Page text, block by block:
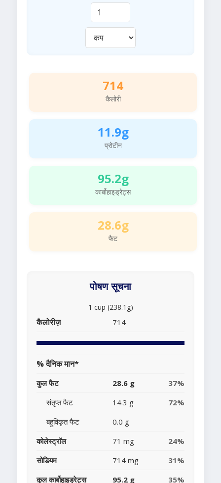
714
कैलोरी
11.9g
प्रोटीन
95.2g
कार्बोहाइड्रेट्स
28.6g
फैट
पोषण सूचना
1 cup (238.1g)
कैलोरीज़ 714
% दैनिक मान*
कुल फैट 28.6 g
37%
संतृप्त फैट
14.3 g
72%
बहुविकृत फैट
0.0 g
कोलेस्ट्रॉल
71 mg
24%
सोडियम
714 mg
31%
कुल कार्बोहाइड्रेट्स
95.2 g 35%